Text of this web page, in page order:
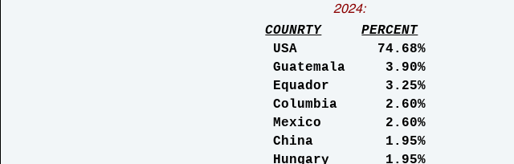
2024:
COUNRTY
PERCENT
USA 74.68%
Guatemala 3.90%
Equador 3.25%
Columbia 2.60%
Mexico 2.60%
China 1.95%
Hungary 1.95%